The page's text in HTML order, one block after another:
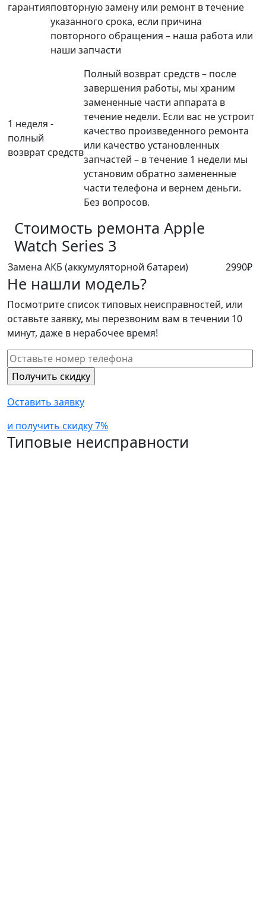
гарантияповторную замену или ремонт в течение
указанного срока, если причина
повторного обращения – наша работа или
наши запчасти
1 неделя -
полный
возврат средств
Полный возврат средств – после
завершения работы, мы храним
замененные части аппарата в
течение недели. Если вас не устроит
качество произведенного ремонта
или качество установленных
запчастей – в течение 1 недели мы
установим обратно замененные
части телефона и вернем деньги.
Без вопросов.
Стоимость ремонта Apple
Watch Series 3
Замена АКБ (аккумуляторной батареи) 2990₽
Не нашли модель?
Посмотрите список типовых неисправностей, или
оставьте заявку, мы перезвоним вам в течении 10
минут, даже в нерабочее время!
Оставить заявку
и получить скидку 7%
Типовые неисправности